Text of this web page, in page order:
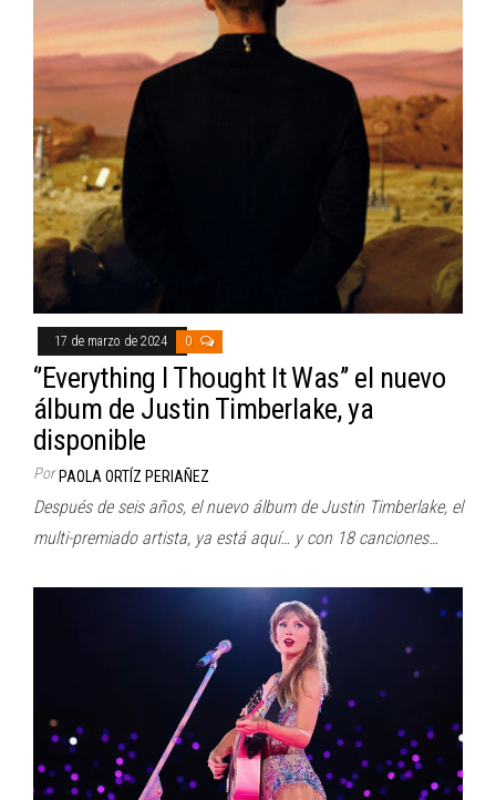
17 de marzo de 2024 0
‘’Everything I Thought It Was’’ el nuevo
álbum de Justin Timberlake, ya
disponible
Por PAOLA ORTÍZ PERIAÑEZ
Después de seis años, el nuevo álbum de Justin Timberlake, el
multi-premiado artista, ya está aquí… y con 18 canciones…